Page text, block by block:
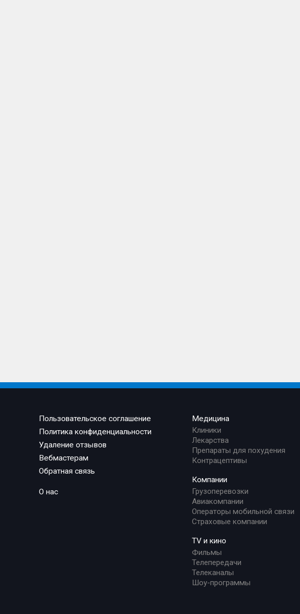
Пользовательское соглашение
Политика конфиденциальности
Удаление отзывов
Вебмастерам
Обратная связь
О нас
Медицина
Клиники
Лекарства
Препараты для похудения
Контрацептивы
Компании
Грузоперевозки
Авиакомпании
Операторы мобильной связи
Страховые компании
TV и кино
Фильмы
Телепередачи
Телеканалы
Шоу-программы